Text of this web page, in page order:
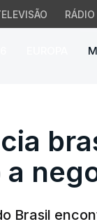
RÁDIO
a
Brasil